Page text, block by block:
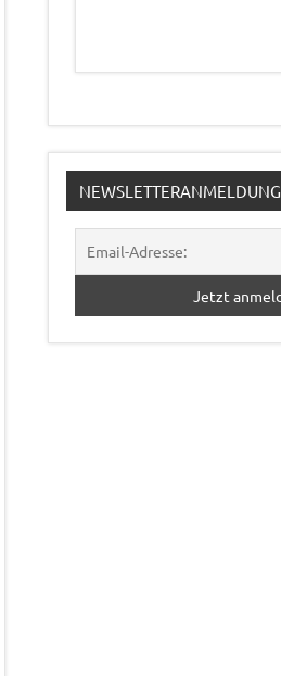
NEWSLETTERANMELDUNG